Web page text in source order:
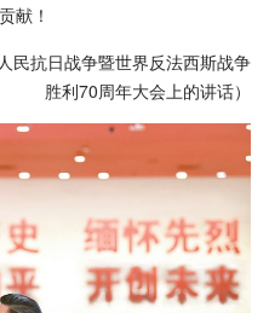
献！
民抗日战争暨世界反法西斯战争
胜利70周年大会上的讲话）